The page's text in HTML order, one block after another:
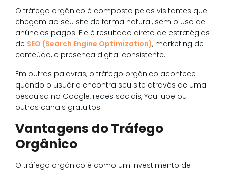
O tráfego orgânico é composto pelos visitantes que
chegam ao seu site de forma natural, sem o uso de
anúncios pagos. Ele é resultado direto de estratégias
de SEO (Search Engine Optimization), marketing de
conteúdo, e presença digital consistente.
Em outras palavras, o tráfego orgânico acontece
quando o usuário encontra seu site através de uma
pesquisa no Google, redes sociais, YouTube ou
outros canais gratuitos.
Vantagens do Tráfego
Orgânico
O tráfego orgânico é como um investimento de